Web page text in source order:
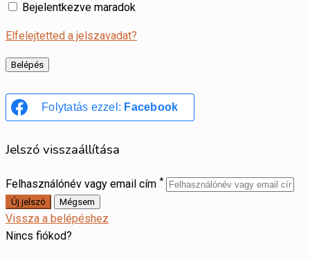
Bejelentkezve maradok
Elfelejtetted a jelszavadat?
Folytatás ezzel: Facebook
Jelszó visszaállítása
Felhasználónév vagy email cím *
Vissza a belépéshez
Nincs fiókod?